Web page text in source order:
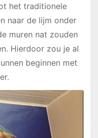
het traditionele
naar de lijm onder
muren nat zouden
Hierdoor zou je al
beginnen met